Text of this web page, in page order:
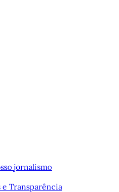
jornalismo
Transparência